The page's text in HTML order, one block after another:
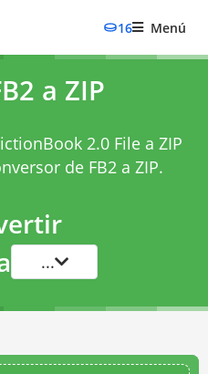
16 Menú
a ZIP
2.0 File a ZIP
de FB2 a ZIP.
...